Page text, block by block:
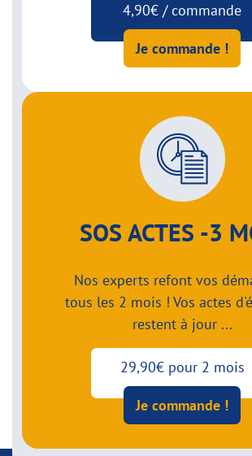
4,90€ / commande
Je commande !
SOS ACTES -3
Nos experts refont vos
tous les 2 mois ! Vos actes
restent à jour ...
29,90€ pour 2 mois
Je commande !